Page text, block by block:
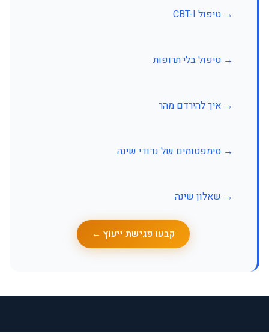
→ טיפול CBT-I
→ טיפול בלי תרופות
→ איך להירדם מהר
→ סימפטומים של נדודי שינה
→ שאלון שינה
קבעו פגישת ייעוץ ←